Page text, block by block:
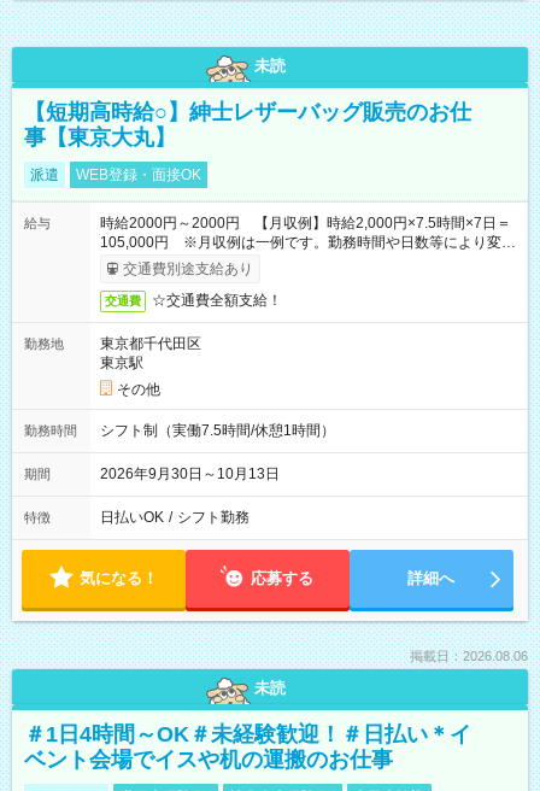
未読
【短期高時給○】紳士レザーバッグ販売のお仕
事【東京大丸】
派遣 WEB登録・面接OK
給与
時給2000円～2000円 【月収例】時給2,000円×7.5時間×7日＝
105,000円 ※月収例は一例です。勤務時間や日数等により変動
いたします。
交通費別途支給あり
交通費 ☆交通費全額支給！
勤務地
東京都千代田区
東京駅
その他
勤務時間 シフト制（実働7.5時間/休憩1時間）
期間 2026年9月30日～10月13日
特徴 日払いOK / シフト勤務
気になる！ 応募する 詳細へ
掲載日：2026.08.06
未読
＃1日4時間～OK＃未経験歓迎！＃日払い＊イ
ベント会場でイスや机の運搬のお仕事